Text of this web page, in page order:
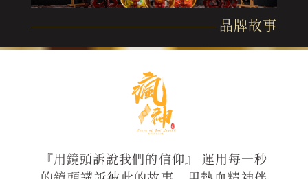
品牌故事
『用鏡頭訴說我們的信仰』 運用每一秒